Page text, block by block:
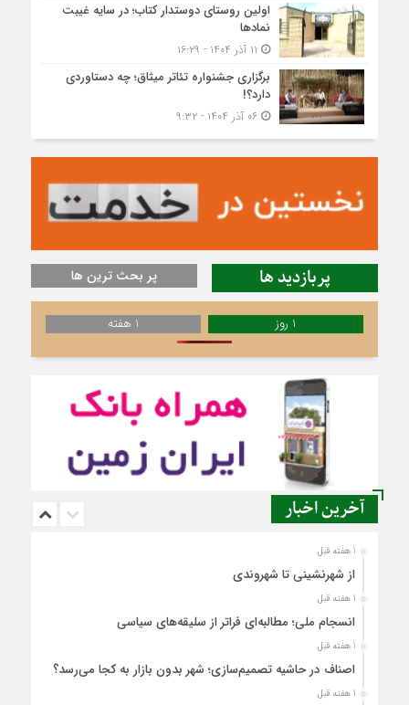
اولین روستای دوستدار کتاب؛ در سایه غیبت
نمادها
برگزاری جشنواره تئاتر میثاق؛ چه دستاوردی
دارد؟!
۰۶ آذر ۱۴۰۴ - ۹:۳۲
پربازدید ها پر بحث ترین ها
1 روز 1 هفته
آخرین اخبار
1 هفته قبل
از شهرنشینی تا شهروندی
1 هفته قبل
انسجام ملی؛ مطالبه‌ای فراتر از سلیقه‌های سیاسی
1 هفته قبل
اصناف در حاشیه تصمیم‌سازی؛ شهر بدون بازار به کجا می‌رسد؟
1 هفته قبل